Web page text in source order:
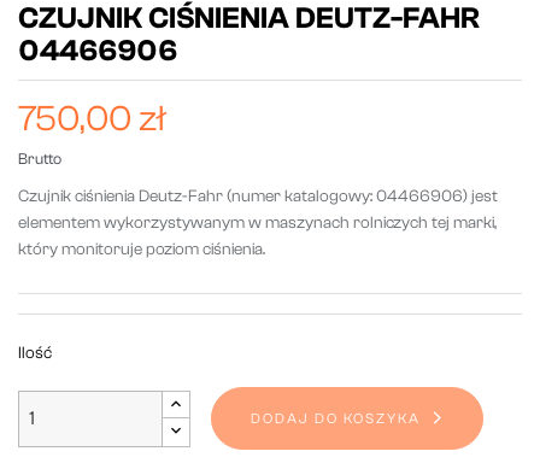
CZUJNIK CIŚNIENIA DEUTZ-FAHR
04466906
750,00 zł
Brutto
Czujnik ciśnienia Deutz-Fahr (numer katalogowy: 04466906) jest
elementem wykorzystywanym w maszynach rolniczych tej marki,
który monitoruje poziom ciśnienia.
Ilość
DODAJ DO KOSZYKA